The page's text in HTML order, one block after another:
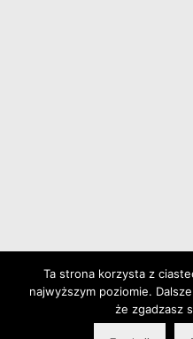
Ta strona korzysta z
najwyższym poziomie.
że zgadzasz